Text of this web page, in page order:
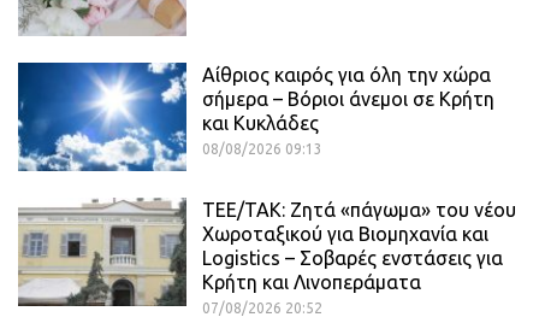
Αίθριος καιρός για όλη την χώρα
σήμερα – Βόριοι άνεμοι σε Κρήτη
και Κυκλάδες
08/08/2026 09:13
ΤΕΕ/ΤΑΚ: Ζητά «πάγωμα» του νέου
Χωροταξικού για Βιομηχανία και
Logistics – Σοβαρές ενστάσεις για
Κρήτη και Λινοπεράματα
07/08/2026 20:52